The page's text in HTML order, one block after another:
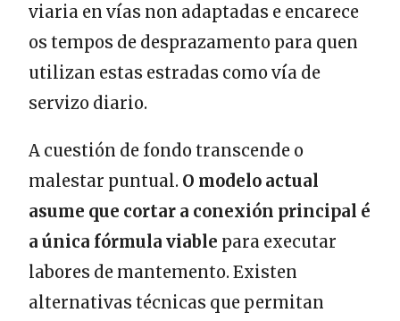
viaria en vías non adaptadas e encarece
os tempos de desprazamento para quen
utilizan estas estradas como vía de
servizo diario.
A cuestión de fondo transcende o
malestar puntual. O modelo actual
asume que cortar a conexión principal é
a única fórmula viable para executar
labores de mantemento. Existen
alternativas técnicas que permitan